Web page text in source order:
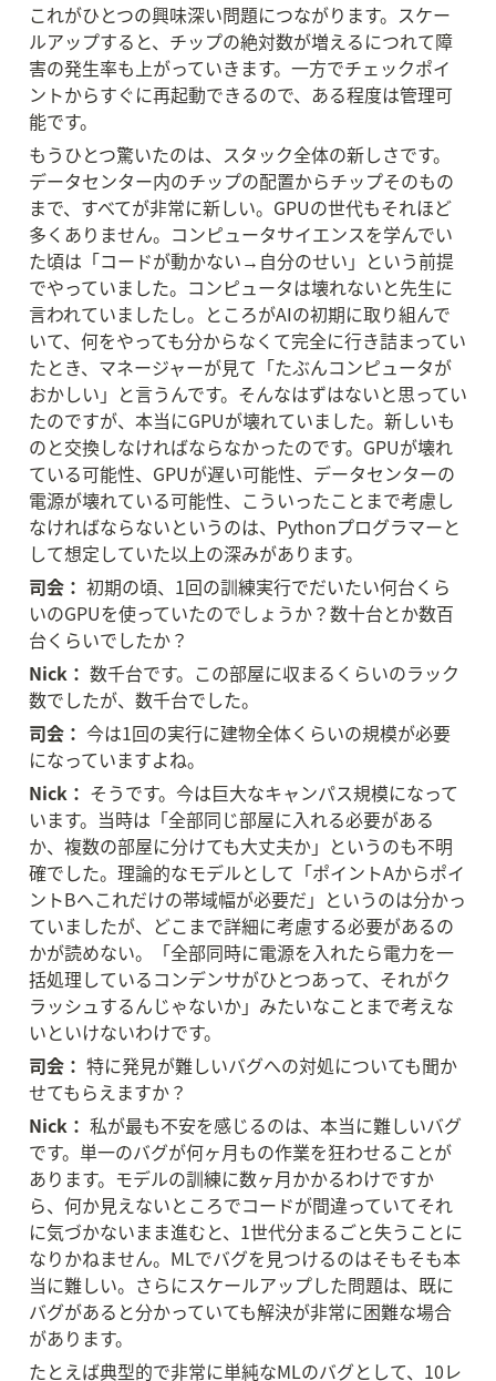
これがひとつの興味深い問題につながります。スケー
ルアップすると、チップの絶対数が増えるにつれて障
害の発生率も上がっていきます。一方でチェックポイ
ントからすぐに再起動できるので、ある程度は管理可
能です。
もうひとつ驚いたのは、スタック全体の新しさです。
データセンター内のチップの配置からチップそのもの
まで、すべてが非常に新しい。GPUの世代もそれほど
多くありません。コンピュータサイエンスを学んでい
た頃は「コードが動かない→自分のせい」という前提
でやっていました。コンピュータは壊れないと先生に
言われていましたし。ところがAIの初期に取り組んで
いて、何をやっても分からなくて完全に行き詰まってい
たとき、マネージャーが見て「たぶんコンピュータが
おかしい」と言うんです。そんなはずはないと思ってい
たのですが、本当にGPUが壊れていました。新しいも
のと交換しなければならなかったのです。GPUが壊れ
ている可能性、GPUが遅い可能性、データセンターの
電源が壊れている可能性、こういったことまで考慮し
なければならないというのは、Pythonプログラマーと
して想定していた以上の深みがあります。
司会： 初期の頃、1回の訓練実行でだいたい何台くら
いのGPUを使っていたのでしょうか？数十台とか数百
台くらいでしたか？
Nick： 数千台です。この部屋に収まるくらいのラック
数でしたが、数千台でした。
司会： 今は1回の実行に建物全体くらいの規模が必要
になっていますよね。
Nick： そうです。今は巨大なキャンパス規模になって
います。当時は「全部同じ部屋に入れる必要がある
か、複数の部屋に分けても大丈夫か」というのも不明
確でした。理論的なモデルとして「ポイントAからポイ
ントBへこれだけの帯域幅が必要だ」というのは分かっ
ていましたが、どこまで詳細に考慮する必要があるの
かが読めない。「全部同時に電源を入れたら電力を一
括処理しているコンデンサがひとつあって、それがク
ラッシュするんじゃないか」みたいなことまで考えな
いといけないわけです。
司会： 特に発見が難しいバグへの対処についても聞か
せてもらえますか？
Nick： 私が最も不安を感じるのは、本当に難しいバグ
です。単一のバグが何ヶ月もの作業を狂わせることが
あります。モデルの訓練に数ヶ月かかるわけですか
ら、何か見えないところでコードが間違っていてそれ
に気づかないまま進むと、1世代分まるごと失うことに
なりかねません。MLでバグを見つけるのはそもそも本
当に難しい。さらにスケールアップした問題は、既に
バグがあると分かっていても解決が非常に困難な場合
があります。
たとえば典型的で非常に単純なMLのバグとして、10レ